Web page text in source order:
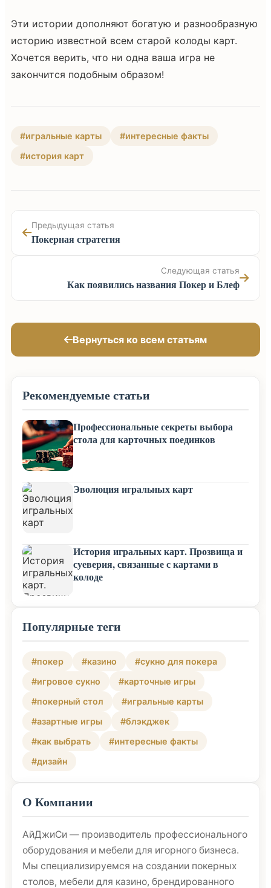
Эти истории дополняют богатую и разнообразную
историю известной всем старой колоды карт.
Хочется верить, что ни одна ваша игра не
закончится подобным образом!
#игральные карты
#интересные факты
#история карт
Предыдущая статья
Покерная стратегия
Следующая статья
Как появились названия Покер и Блеф
Вернуться ко всем статьям
Рекомендуемые статьи
Профессиональные секреты выбора
стола для карточных поединков
Эволюция игральных карт
История игральных карт. Прозвища и
суеверия, связанные с картами в
колоде
Популярные теги
#покер #казино
#сукно для покера
#игровое сукно
#карточные игры
#покерный стол
#игральные карты
#азартные игры
#блэкджек
#как выбрать
#интересные факты
#дизайн
О Компании
АйДжиСи — производитель профессионального
оборудования и мебели для игорного бизнеса.
Мы специализируемся на создании покерных
столов, мебели для казино, брендированного